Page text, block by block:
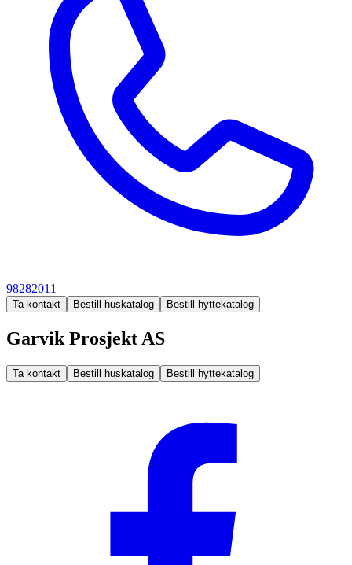
98282011
Ta kontakt Bestill huskatalog Bestill hyttekatalog
Garvik Prosjekt AS
Ta kontakt Bestill huskatalog Bestill hyttekatalog